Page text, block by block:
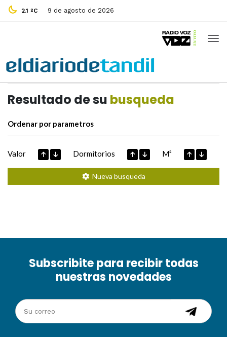
2.1 ºC 9 de agosto de 2026
Resultado de su busqueda
Ordenar por parametros
Valor Dormitorios M²
Nueva busqueda
Subscribite para recibir todas
nuestras novedades